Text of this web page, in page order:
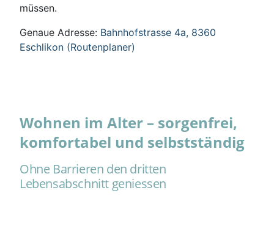
müssen.
Genaue Adresse: Bahnhofstrasse 4a, 8360
Eschlikon (Routenplaner)
Wohnen im Alter – sorgenfrei,
komfortabel und selbstständig
Ohne Barrieren den dritten
Lebensabschnitt geniessen